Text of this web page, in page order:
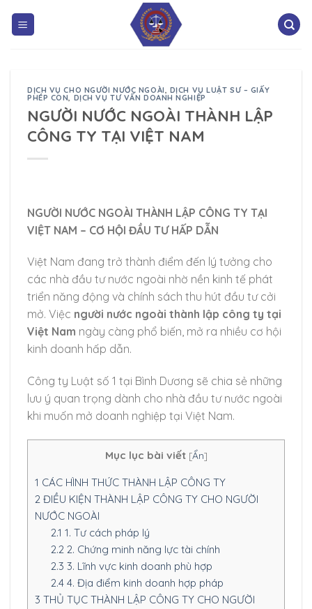
DỊCH VỤ CHO NGƯỜI NƯỚC NGOÀI, DỊCH VỤ LUẬT SƯ – GIẤY
PHÉP CON, DỊCH VỤ TƯ VẤN DOANH NGHIỆP
NGƯỜI NƯỚC NGOÀI THÀNH LẬP
CÔNG TY TẠI VIỆT NAM
NGƯỜI NƯỚC NGOÀI THÀNH LẬP CÔNG TY TẠI
VIỆT NAM – CƠ HỘI ĐẦU TƯ HẤP DẪN
Việt Nam đang trở thành điểm đến lý tưởng cho
các nhà đầu tư nước ngoài nhờ nền kinh tế phát
triển năng động và chính sách thu hút đầu tư cởi
mở. Việc người nước ngoài thành lập công ty tại
Việt Nam ngày càng phổ biến, mở ra nhiều cơ hội
kinh doanh hấp dẫn.
Công ty Luật số 1 tại Bình Dương sẽ chia sẻ những
lưu ý quan trọng dành cho nhà đầu tư nước ngoài
khi muốn mở doanh nghiệp tại Việt Nam.
Mục lục bài viết [Ẩn]
1 CÁC HÌNH THỨC THÀNH LẬP CÔNG TY
2 ĐIỀU KIỆN THÀNH LẬP CÔNG TY CHO NGƯỜI
NƯỚC NGOÀI
2.1 1. Tư cách pháp lý
2.22. Chứng minh năng lực tài chính
2.3 3. Lĩnh vực kinh doanh phù hợp
2.44. Địa điểm kinh doanh hợp pháp
3 THỦ TỤC THÀNH LẬP CÔNG TY CHO NGƯỜI